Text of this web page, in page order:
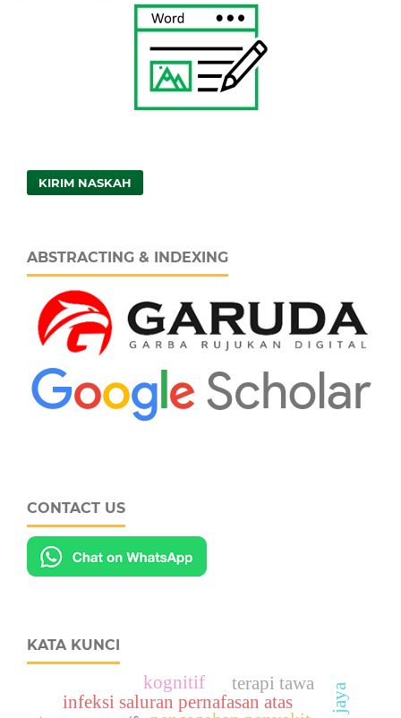
KIRIM NASKAH
ABSTRACTING & INDEXING
CONTACT US
KATA KUNCI
infeksi saluran pernafasan atas
terapi tawa
kognitif